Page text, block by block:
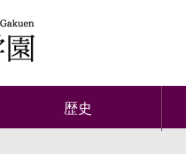
歴史